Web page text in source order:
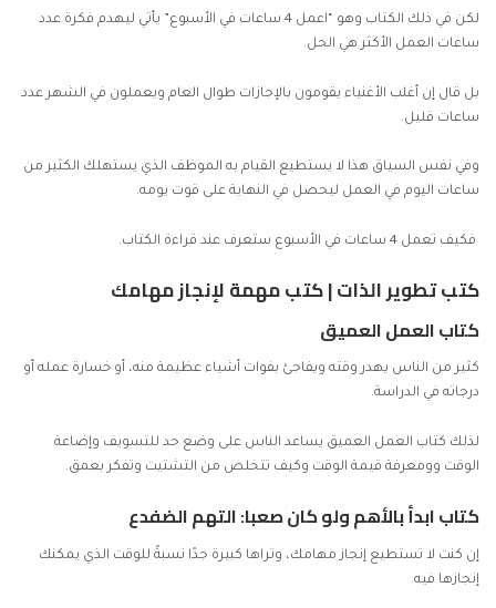
لكن في ذلك الكتاب وهو “اعمل 4 ساعات في الأسبوع” يأتي ليهدم فكرة عدد
ساعات العمل الأكثر هي الحل.
بل قال إن أغلب الأغنياء يقومون بالإجازات طوال العام ويعملون في الشهر عدد
ساعات قليل.
وفي نفس السياق هذا لا يستطيع القيام به الموظف الذي يستهلك الكثير من
ساعات اليوم في العمل ليحصل في النهاية على قوت يومه.
فكيف تعمل 4 ساعات في الأسبوع ستعرف عند قراءة الكتاب.
كتب تطوير الذات |كتب مهمة لإنجاز مهامك
كتاب العمل العميق
كثير من الناس يهدر وقته ويفاجئ بفوات أشياء عظيمة منه، أو خسارة عمله أو
درجاته في الدراسة.
لذلك كتاب العمل العميق يساعد الناس على وضع حد للتسويف وإضاعة
الوقت وومعرفة قيمة الوقت وكيف تتخلص من التشتيت وتفكر بعمق.
كتاب ابدأ بالأهم ولو كان صعبا: التهم الضفدع
إن كنت لا تستطيع إنجاز مهامك، وتراها كبيرة جدًا نسبةً للوقت الذي يمكنك
إنجازها فيه.